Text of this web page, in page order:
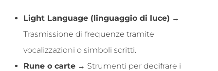
Light Language (linguaggio di luce) →
Trasmissione di frequenze tramite
vocalizzazioni o simboli scritti.
Rune o carte → Strumenti per decifrare i